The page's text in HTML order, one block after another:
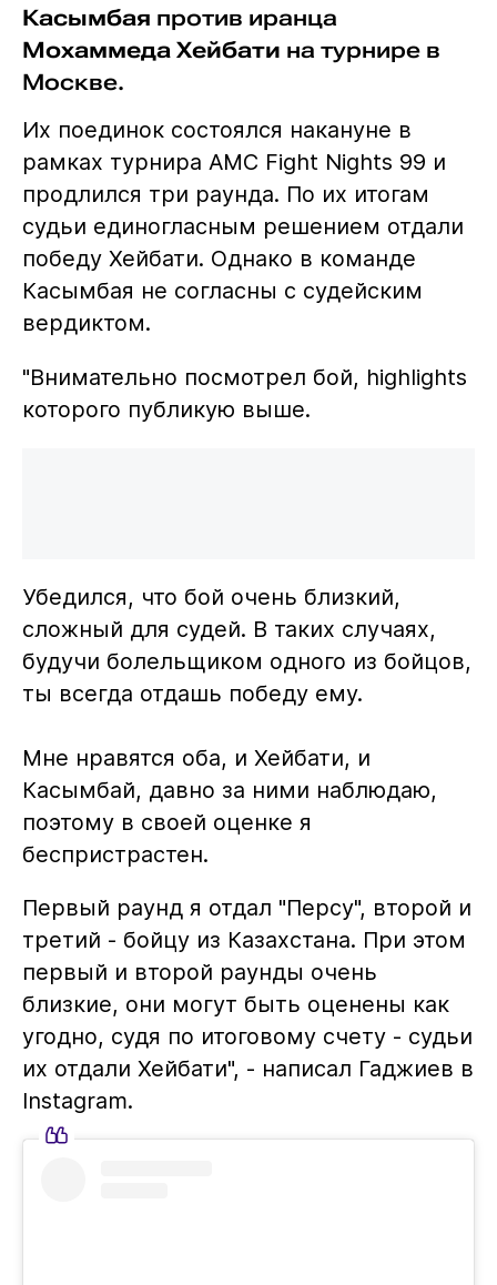
Касымбая против иранца
Мохаммеда Хейбати на турнире в
Москве.
Их поединок состоялся накануне в
рамках турнира AMC Fight Nights 99 и
продлился три раунда. По их итогам
судьи единогласным решением отдали
победу Хейбати. Однако в команде
Касымбая не согласны с судейским
вердиктом.
"Внимательно посмотрел бой, highlights
которого публикую выше.
Убедился, что бой очень близкий,
сложный для судей. В таких случаях,
будучи болельщиком одного из бойцов,
ты всегда отдашь победу ему.
Мне нравятся оба, и Хейбати, и
Касымбай, давно за ними наблюдаю,
поэтому в своей оценке я
беспристрастен.
Первый раунд я отдал "Персу", второй и
третий - бойцу из Казахстана. При этом
первый и второй раунды очень
близкие, они могут быть оценены как
угодно, судя по итоговому счету - судьи
их отдали Хейбати", - написал Гаджиев в
Instagram.